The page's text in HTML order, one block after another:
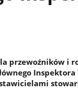
przewoźników i